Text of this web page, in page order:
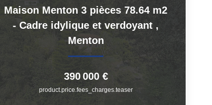
Maison Menton 3 pièces 78.64 m2
- Cadre idylique et verdoyant ,
Menton
390 000 €
product.price.fees_charges.teaser